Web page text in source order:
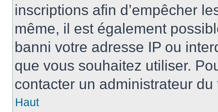
inscriptions afin d’empêcher
même, il est également
banni votre adresse IP ou
que vous souhaitez utiliser.
contacter un administrateur du
Haut